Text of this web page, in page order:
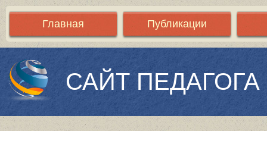
Главная Публикации
САЙТ ПЕДАГОГА